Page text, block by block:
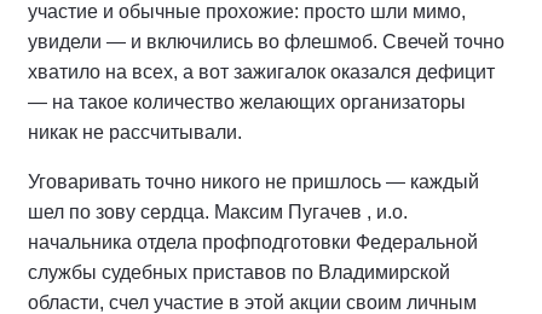
участие и обычные прохожие: просто шли мимо,
увидели — и включились во флешмоб. Свечей точно
хватило на всех, а вот зажигалок оказался дефицит
— на такое количество желающих организаторы
никак не рассчитывали.
Уговаривать точно никого не пришлось — каждый
шел по зову сердца. Максим Пугачев , и.о.
начальника отдела профподготовки Федеральной
службы судебных приставов по Владимирской
области, счел участие в этой акции своим личным